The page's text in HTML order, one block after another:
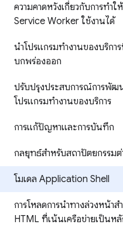
ความคาดหวังเกี่ยวกับการทำให้
Service Worker ใช้งานได้
นำโปรแกรมทำงานของบริกา
บกพร่องออก
ปรับปรุงประสบการณ์การพัฒ
โปรแกรมทำงานของบริการ
การแก้ปัญหาและการบันทึก
กลยุทธ์สำหรับสถาปัตยกรรมต่
โมเดล Application Shell
การโหลดการนำทางล่วงหน้าส
HTML ที่เน้นเครือข่ายเป็นห